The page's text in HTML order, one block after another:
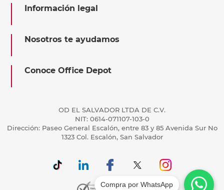
Información legal
Nosotros te ayudamos
Conoce Office Depot
OD EL SALVADOR LTDA DE C.V.
NIT: 0614-071107-103-0
Dirección: Paseo General Escalón, entre 83 y 85 Avenida Sur No
1323 Col. Escalón, San Salvador
Compra por WhatsApp